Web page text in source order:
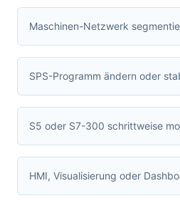
Maschinen-Netzwerk
SPS-Programm ändern oder
S5 oder S7-300 schrittweise
HMI, Visualisierung oder